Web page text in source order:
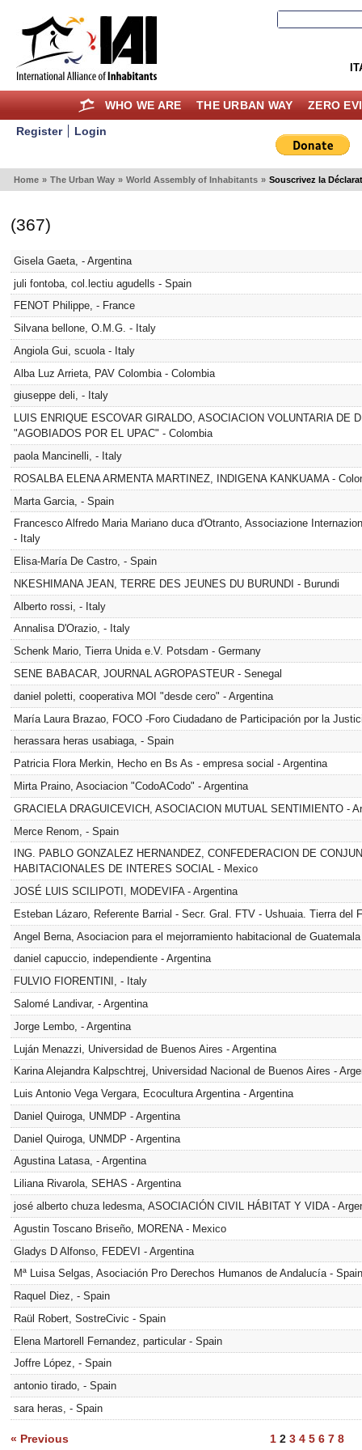
WHO WE ARE THE URBAN WAY ZERO
Register Login
Home » The Urban Way » World Assembly of Inhabitants » Souscrivez la
(367)
Gisela Gaeta, - Argentina
juli fontoba, col.lectiu agudells - Spain
FENOT Philippe, - France
Silvana bellone, O.M.G. - Italy
Angiola Gui, scuola - Italy
Alba Luz Arrieta, PAV Colombia - Colombia
giuseppe deli, - Italy
LUIS ENRIQUE ESCOVAR GIRALDO, ASOCIACION VOLUNTARIA DE
"AGOBIADOS POR EL UPAC" - Colombia
paola Mancinelli, - Italy
ROSALBA ELENA ARMENTA MARTINEZ, INDIGENA KANKUAMA -
Marta Garcia, - Spain
Francesco Alfredo Maria Mariano duca d'Otranto, Associazione
- Italy
Elisa-María De Castro, - Spain
NKESHIMANA JEAN, TERRE DES JEUNES DU BURUNDI - Burundi
Alberto rossi, - Italy
Annalisa D'Orazio, - Italy
Schenk Mario, Tierra Unida e.V. Potsdam - Germany
SENE BABACAR, JOURNAL AGROPASTEUR - Senegal
daniel poletti, cooperativa MOI "desde cero" - Argentina
María Laura Brazao, FOCO -Foro Ciudadano de Participación por la
herassara heras usabiaga, - Spain
Patricia Flora Merkin, Hecho en Bs As - empresa social - Argentina
Mirta Praino, Asociacion "CodoACodo" - Argentina
GRACIELA DRAGUICEVICH, ASOCIACION MUTUAL SENTIMIENTO -
Merce Renom, - Spain
ING. PABLO GONZALEZ HERNANDEZ, CONFEDERACION DE
HABITACIONALES DE INTERES SOCIAL - Mexico
JOSÉ LUIS SCILIPOTI, MODEVIFA - Argentina
Esteban Lázaro, Referente Barrial - Secr. Gral. FTV - Ushuaia. Tierra del
Angel Berna, Asociacion para el mejorramiento habitacional de
daniel capuccio, independiente - Argentina
FULVIO FIORENTINI, - Italy
Salomé Landivar, - Argentina
Jorge Lembo, - Argentina
Luján Menazzi, Universidad de Buenos Aires - Argentina
Karina Alejandra Kalpschtrej, Universidad Nacional de Buenos Aires -
Luis Antonio Vega Vergara, Ecocultura Argentina - Argentina
Daniel Quiroga, UNMDP - Argentina
Daniel Quiroga, UNMDP - Argentina
Agustina Latasa, - Argentina
Liliana Rivarola, SEHAS - Argentina
josé alberto chuza ledesma, ASOCIACIÓN CIVIL HÁBITAT Y VIDA -
Agustin Toscano Briseño, MORENA - Mexico
Gladys D Alfonso, FEDEVI - Argentina
Mª Luisa Selgas, Asociación Pro Derechos Humanos de Andalucía - Spain
Raquel Diez, - Spain
Raül Robert, SostreCivic - Spain
Elena Martorell Fernandez, particular - Spain
Joffre López, - Spain
antonio tirado, - Spain
sara heras, - Spain
« Previous 1 2 3 4 5 6 7 8